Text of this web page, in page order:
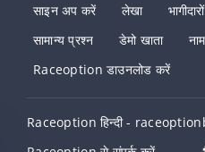
साइन अप करें
लेखा भागीदारों
सामान्य प्रश्न
डेमो खाता
Raceoption डाउनलोड करें
Raceoption हिन्दी -